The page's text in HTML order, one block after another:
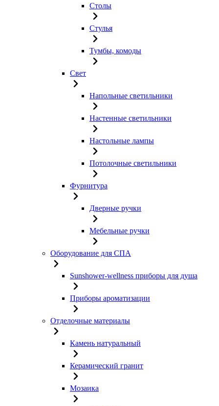
Столы
Стулья
Тумбы, комоды
Свет
Напольные светильники
Настенные светильники
Настольные лампы
Потолочные светильники
Фурнитура
Дверные ручки
Мебельные ручки
Оборудование для СПА
Sunshower-wellness приборы для душа
Приборы ароматизации
Отделочные материалы
Камень натуральный
Керамический гранит
Мозаика